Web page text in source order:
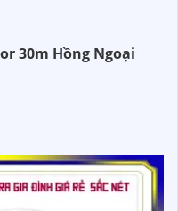
30m Hồng Ngoại